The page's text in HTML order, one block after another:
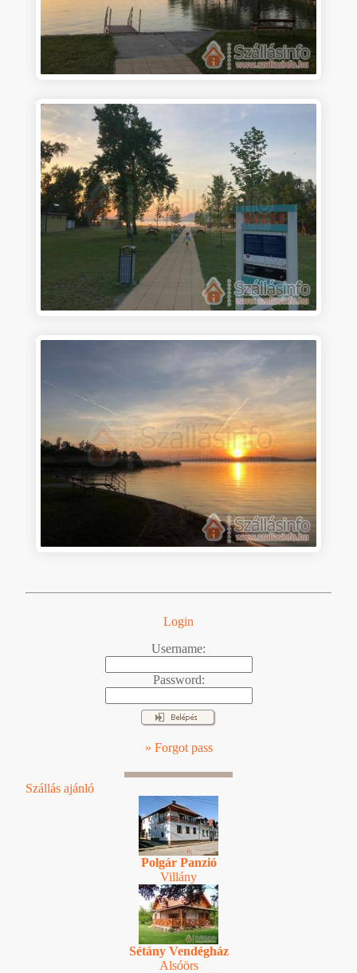
Login
Username:
Password:
» Forgot pass
Szállás ajánló
Polgár Panzió
Villány
Sétány Vendégház
Alsóörs